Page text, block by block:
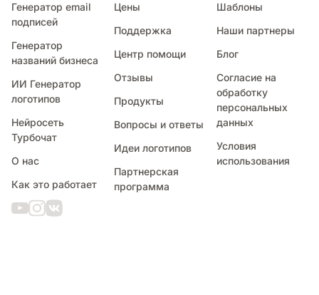
Генератор email
подписей
Генератор
названий бизнеса
ИИ Генератор
логотипов
Нейросеть
Турбочат
О нас
Как это работает
Цены
Поддержка
Центр помощи
Отзывы
Продукты
Вопросы и ответы
Идеи логотипов
Партнерская
программа
Шаблоны
Наши партнеры
Блог
Согласие на
обработку
персональных
данных
Условия
использования